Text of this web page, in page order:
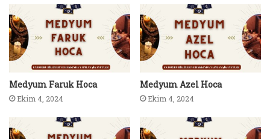
Medyum Faruk Hoca
Ekim 4, 2024
Medyum Azel Hoca
Ekim 4, 2024